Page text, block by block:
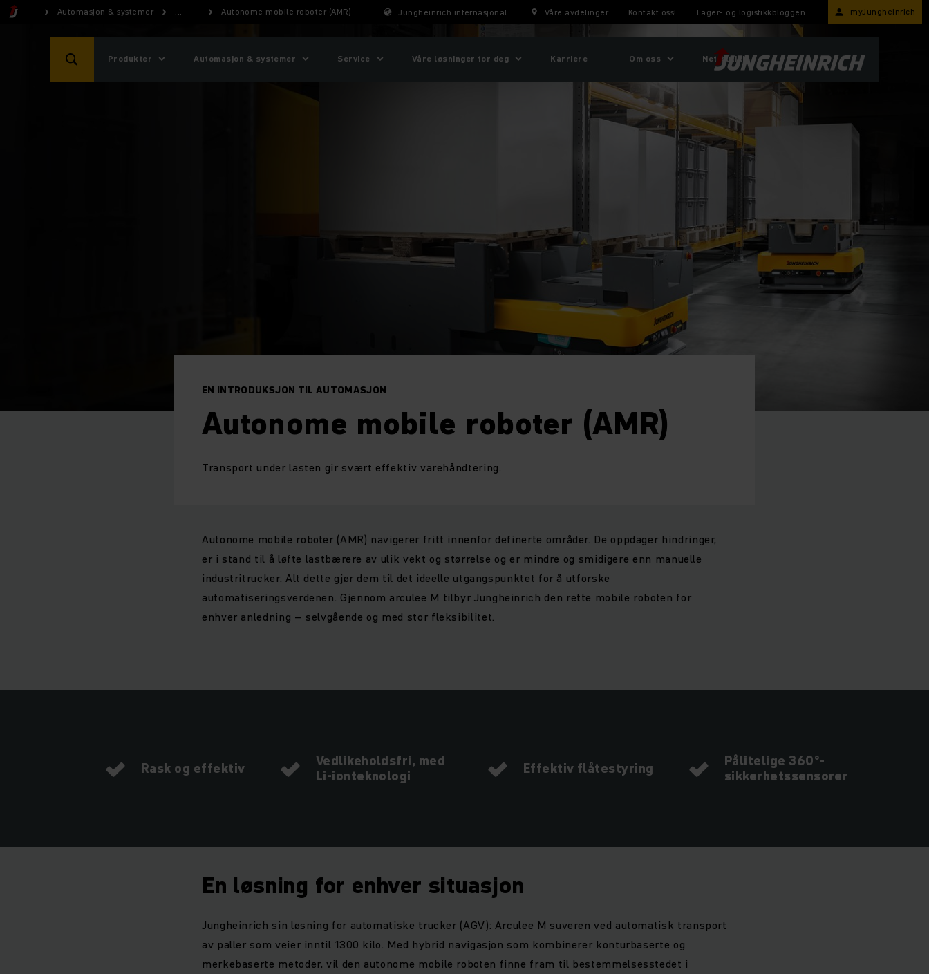
Automasjon & systemer ... Autonome mobile roboter (AMR) Jungheinrich internasjonal Våre avdelinger Kontakt oss! Lager- og logistikkbloggen myJungheinrich
Produkter Automasjon & systemer Service Våre løsninger for deg Karriere Om oss Nettbutikk
EN INTRODUKSJON TIL AUTOMASJON
Autonome mobile roboter (AMR)
Transport under lasten gir svært effektiv varehåndtering.
Autonome mobile roboter (AMR) navigerer fritt innenfor definerte områder. De oppdager hindringer,
er i stand til å løfte lastbærere av ulik vekt og størrelse og er mindre og smidigere enn manuelle
industritrucker. Alt dette gjør dem til det ideelle utgangspunktet for å utforske
automatiseringsverdenen. Gjennom arculee M tilbyr Jungheinrich den rette mobile roboten for
enhver anledning – selvgående og med stor fleksibilitet.
Rask og effektiv
Vedlikeholdsfri, med
Li-ionteknologi
Effektiv flåtestyring
Pålitelige 360°-
sikkerhetssensorer
En løsning for enhver situasjon
Jungheinrich sin løsning for automatiske trucker (AGV): Arculee M suveren ved automatisk transport
av paller som veier inntil 1300 kilo. Med hybrid navigasjon som kombinerer konturbaserte og
merkebaserte metoder, vil den autonome mobile roboten finne fram til bestemmelsesstedet i